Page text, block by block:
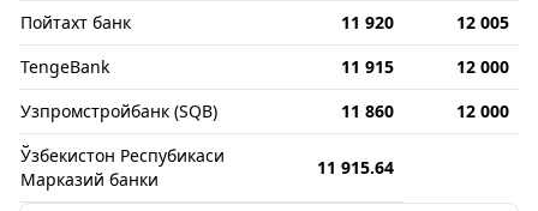
Пойтахт банк
11 920
12 005
TengeBank
11 915
12 000
Узпромстройбанк (SQB)
11 860
12 000
Ўзбекистон Респубикаси
Марказий банки
11 915.64